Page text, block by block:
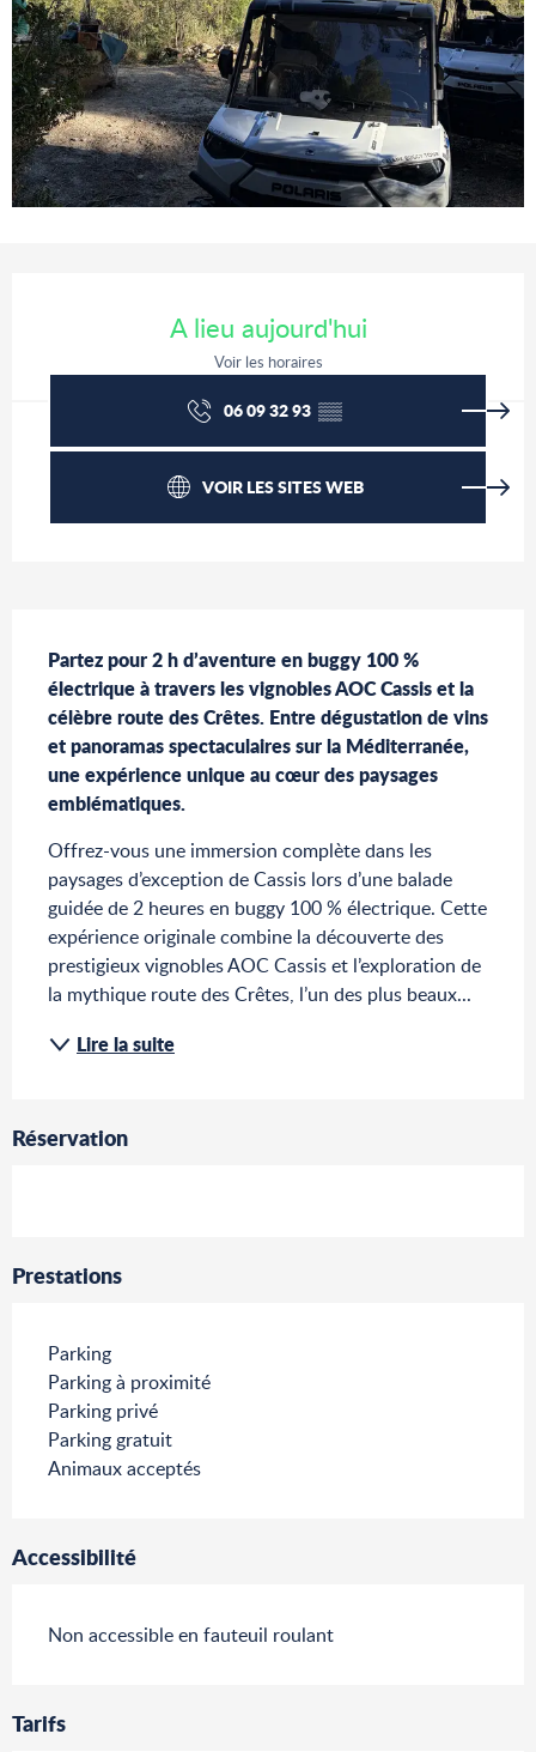
A lieu aujourd'hui
Voir les horaires
06 09 32 93▒▒
VOIR LES SITES WEB
Partez pour 2 h d’aventure en buggy 100 %
électrique à travers les vignobles AOC Cassis et la
célèbre route des Crêtes. Entre dégustation de vins
et panoramas spectaculaires sur la Méditerranée,
une expérience unique au cœur des paysages
emblématiques.
Offrez-vous une immersion complète dans les
paysages d’exception de Cassis lors d’une balade
guidée de 2 heures en buggy 100 % électrique. Cette
expérience originale combine la découverte des
prestigieux vignobles AOC Cassis et l’exploration de
la mythique route des Crêtes, l’un des plus beaux...
Lire la suite
Réservation
Prestations
Parking
Parking à proximité
Parking privé
Parking gratuit
Animaux acceptés
Accessibilité
Non accessible en fauteuil roulant
Tarifs